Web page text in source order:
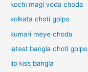
kochi magi voda choda
kolkata choti golpo
kumari meye choda
latest bangla choti golpo
lip kiss bangla